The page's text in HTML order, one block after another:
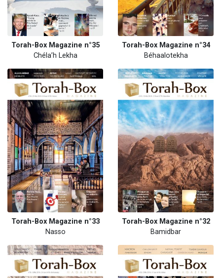
Torah-Box Magazine n°35
Chéla’h Lekha
Torah-Box Magazine n°34
Béhaalotekha
Torah-Box Magazine n°33
Nasso
Torah-Box Magazine n°32
Bamidbar